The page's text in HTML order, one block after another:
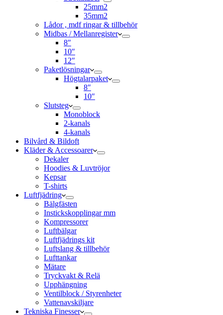
25mm2
35mm2
Lådor , mdf ringar & tillbehör
Midbas / Mellanregister
8″
10″
12″
Paketlösningar
Högtalarpaket
8″
10″
Slutsteg
Monoblock
2-kanals
4-kanals
Bilvård & Bildoft
Kläder & Accessoarer
Dekaler
Hoodies & Luvtröjor
Kepsar
T-shirts
Luftfjädring
Bälgfästen
Instickskopplingar mm
Kompressorer
Luftbälgar
Luftfjädrings kit
Luftslang & tillbehör
Lufttankar
Mätare
Tryckvakt & Relä
Upphängning
Ventilblock / Styrenheter
Vattenavskiljare
Tekniska Finesser